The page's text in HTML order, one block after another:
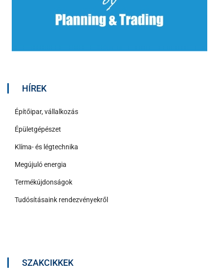
HÍREK
Építőipar, vállalkozás
Épületgépészet
Klíma- és légtechnika
Megújuló energia
Termékújdonságok
Tudósításaink rendezvényekről
SZAKCIKKEK